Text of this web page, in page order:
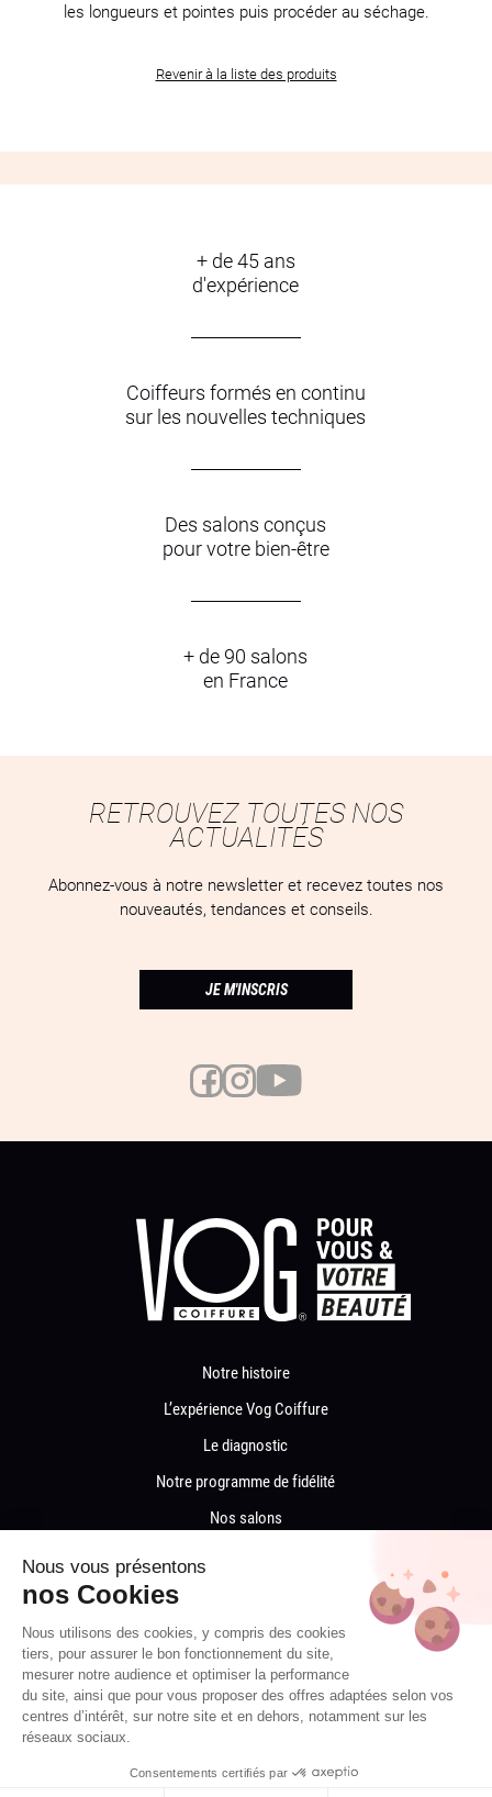
les longueurs et pointes puis procéder au séchage.
Revenir à la liste des produits
+ de 45 ans
d'expérience
Coiffeurs formés en continu
sur les nouvelles techniques
Des salons conçus
pour votre bien-être
+ de 90 salons
en France
RETROUVEZ TOUTES NOS
ACTUALITÉS
Abonnez-vous à notre newsletter et recevez toutes nos
nouveautés, tendances et conseils.
JE M'INSCRIS
Notre histoire
L’expérience Vog Coiffure
Le diagnostic
Notre programme de fidélité
Nos salons
Nos salons de coiffure par département
Devenir franchisé
Contactez-nous
Mentions légales
Politique de confidentialité
Nous vous présentons
nos Cookies
Nous utilisons des cookies, y compris des cookies
tiers, pour assurer le bon fonctionnement du site,
mesurer notre audience et optimiser la performance
du site, ainsi que pour vous proposer des offres adaptées selon vos
centres d’intérêt, sur notre site et en dehors, notamment sur les
réseaux sociaux.
Consentements certifiés par